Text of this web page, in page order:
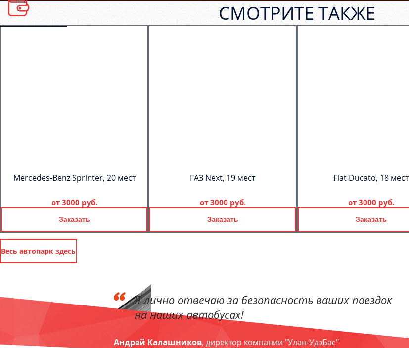
СМОТРИТЕ ТАКЖЕ
Mercedes-Benz Sprinter, 20 мест
от 3000 руб.
Заказать
ГАЗ Next, 19 мест
от 3000 руб.
Заказать
Fiat Ducato, 18 мест
от 3000 руб.
Заказать
Весь автопарк здесь
Я лично отвечаю за безопасность ваших поездок
на наших автобусах!
Андрей Калашников, директор компании "Улан-УдэБас"